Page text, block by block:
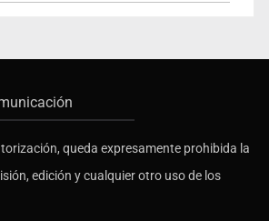
queda expresamente prohibida la
edición y cualquier otro uso de los